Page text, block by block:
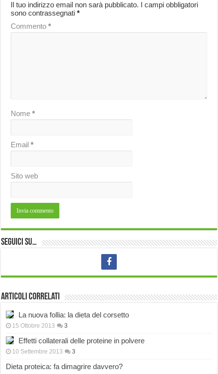
Il tuo indirizzo email non sarà pubblicato. I campi obbligatori
sono contrassegnati*
Commento*
Nome*
Email*
Sito web
Seguici su…
Articoli correlati
La nuova follia: la dieta del corsetto
15 Ottobre 2013 3
Effetti collaterali delle proteine in polvere
10 Settembre 2013 3
Dieta proteica: fa dimagrire davvero?